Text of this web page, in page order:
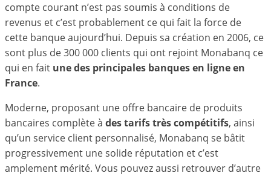
compte courant n’est pas soumis à conditions de
revenus et c’est probablement ce qui fait la force de
cette banque aujourd’hui. Depuis sa création en 2006, ce
sont plus de 300 000 clients qui ont rejoint Monabanq ce
qui en fait une des principales banques en ligne en
France.
Moderne, proposant une offre bancaire de produits
bancaires complète à des tarifs très compétitifs, ainsi
qu’un service client personnalisé, Monabanq se bâtit
progressivement une solide réputation et c’est
amplement mérité. Vous pouvez aussi retrouver d’autre